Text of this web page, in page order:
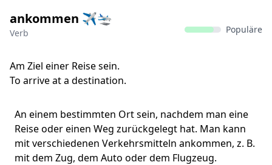
ankommen ✈️🛬
Verb Populäre
Am Ziel einer Reise sein.
To arrive at a destination.
An einem bestimmten Ort sein, nachdem man eine
Reise oder einen Weg zurückgelegt hat. Man kann
mit verschiedenen Verkehrsmitteln ankommen, z. B.
mit dem Zug, dem Auto oder dem Flugzeug.